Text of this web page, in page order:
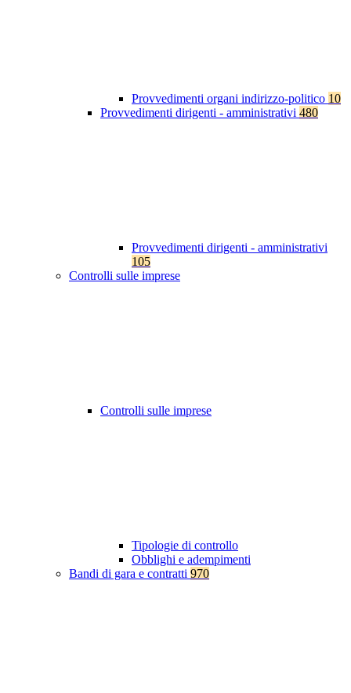
Provvedimenti organi indirizzo-politico 10
Provvedimenti dirigenti - amministrativi 480
Provvedimenti dirigenti - amministrativi
105
Controlli sulle imprese
Controlli sulle imprese
Tipologie di controllo
Obblighi e adempimenti
Bandi di gara e contratti 970